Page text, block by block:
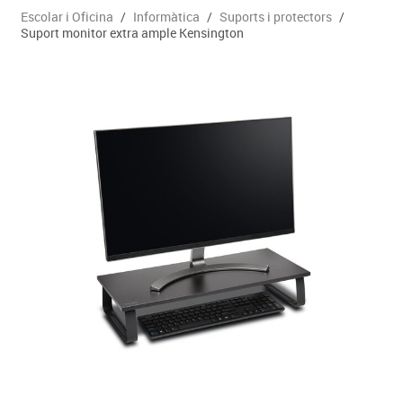
Escolar i Oficina / Informàtica / Suports i protectors /
Suport monitor extra ample Kensington